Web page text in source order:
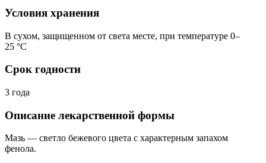
Условия хранения
В сухом, защищенном от света месте, при температуре 0–
25 °C
Срок годности
3 года
Описание лекарственной формы
Мазь — светло бежевого цвета с характерным запахом
фенола.